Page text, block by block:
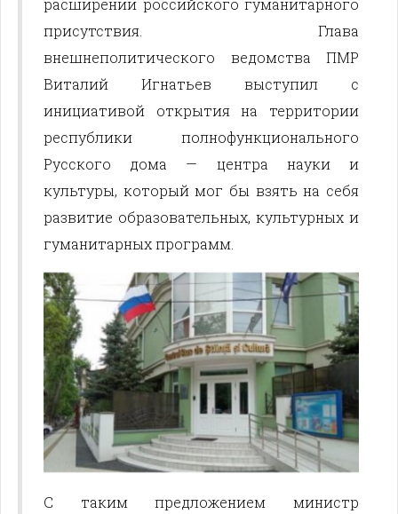
расширении российского гуманитарного
присутствия. Глава
внешнеполитического ведомства ПМР
Виталий Игнатьев выступил с
инициативой открытия на территории
республики полнофункционального
Русского дома — центра науки и
культуры, который мог бы взять на себя
развитие образовательных, культурных и
гуманитарных программ.
С таким предложением министр